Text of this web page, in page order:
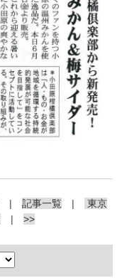
| 記事一覧 |
東京
| >>